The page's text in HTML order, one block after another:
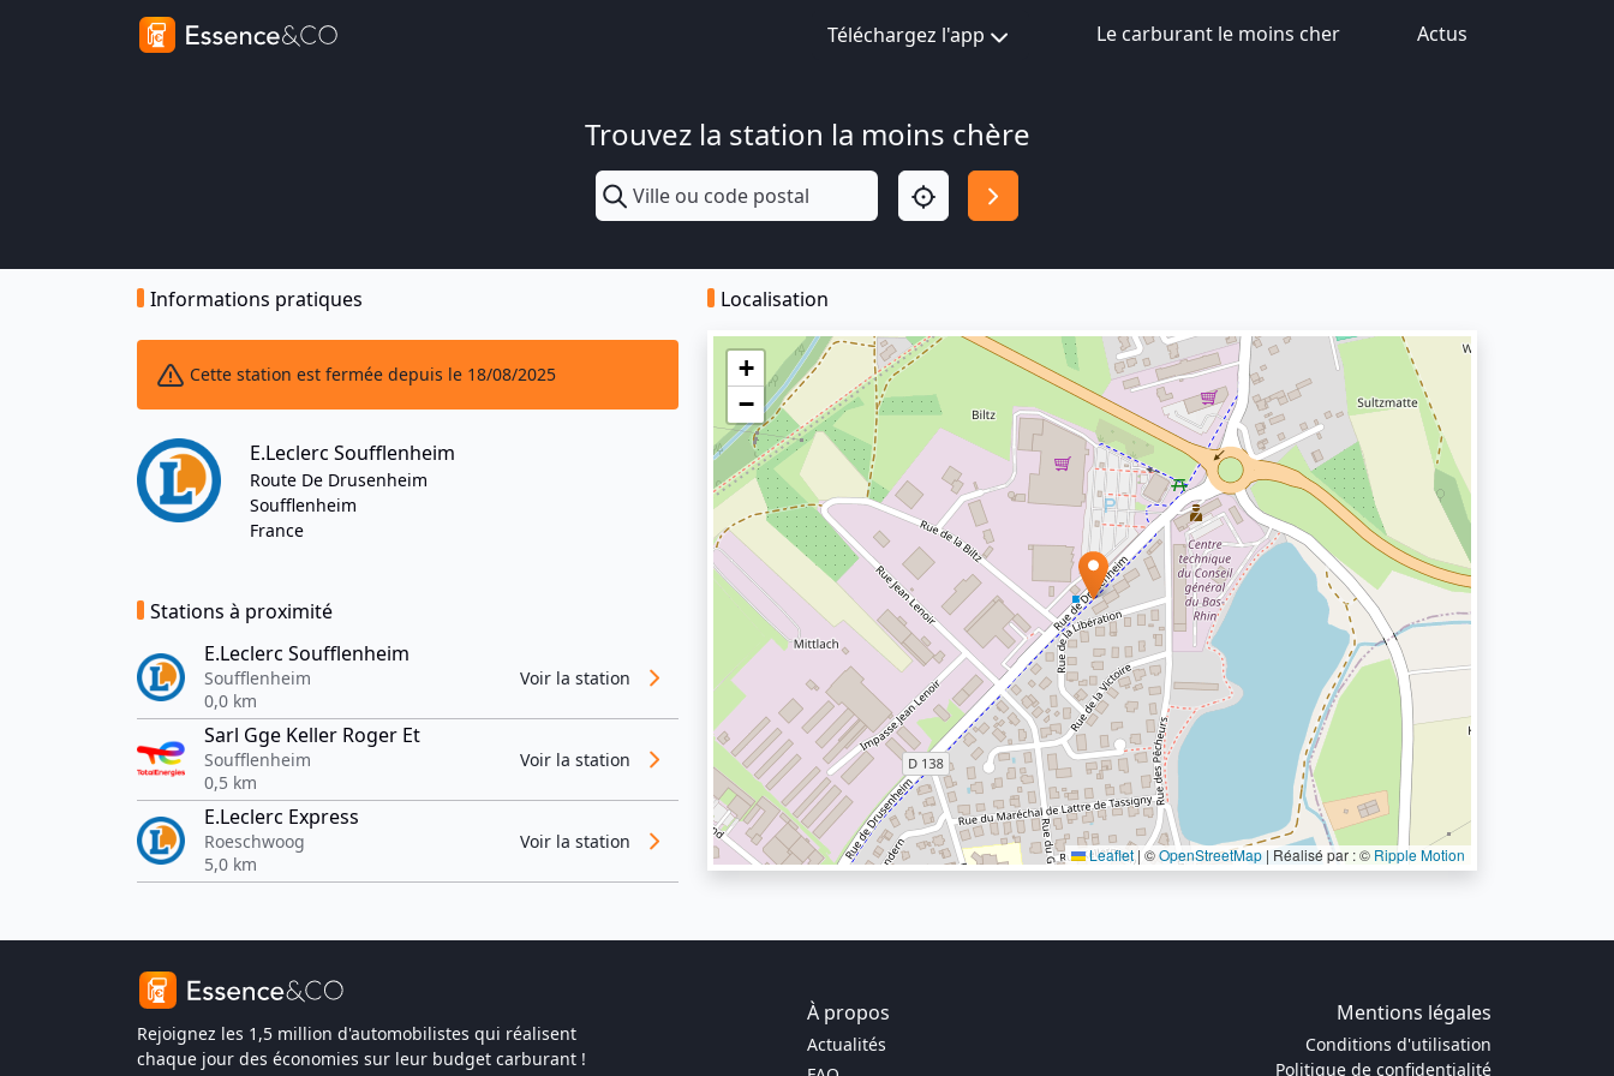
Téléchargez l'app Le carburant le moins cher Actus
Trouvez la station la moins chère
Informations pratiques
Cette station est fermée depuis le 18/08/2025
E.Leclerc Soufflenheim
Route De Drusenheim
Soufflenheim
France
Stations à proximité
E.Leclerc Soufflenheim
Soufflenheim
0,0 km
Voir la station
Sarl Gge Keller Roger Et
Soufflenheim
0,5 km
Voir la station
E.Leclerc Express
Roeschwoog
5,0 km
Voir la station
Localisation
+
−
Leaflet | ©OpenStreetMap | Réalisé par : © Ripple Motion
Rejoignez les 1,5 million d'automobilistes qui réalisent
chaque jour des économies sur leur budget carburant !
À propos Mentions légales
Actualités
Conditions d'utilisation
Politique de confidentialité